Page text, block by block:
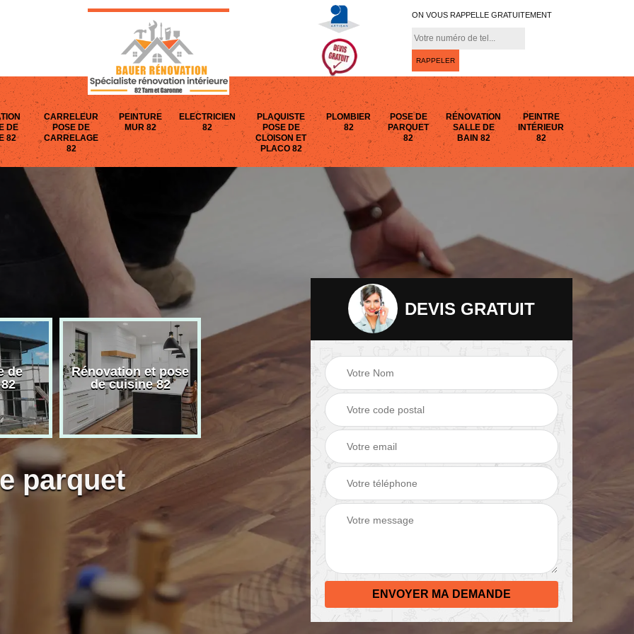
ON VOUS RAPPELLE GRATUITEMENT
DE
82
CARRELEUR
POSE DE
CARRELAGE
82
PEINTURE
MUR 82
ELECTRICIEN
82
PLAQUISTE
POSE DE
CLOISON ET
PLACO 82
PLOMBIER
82
POSE DE
PARQUET
82
RÉNOVATION
SALLE DE
BAIN 82
PEINTRE
INTÉRIEUR
82
de
Rénovation et pose
de cuisine 82
Carreleur pose de
carrelage 82
Peinture mur 82 Electricien 82
parquet
DEVIS GRATUIT